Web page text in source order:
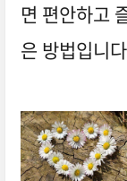
면 편안하고
은 방법입니